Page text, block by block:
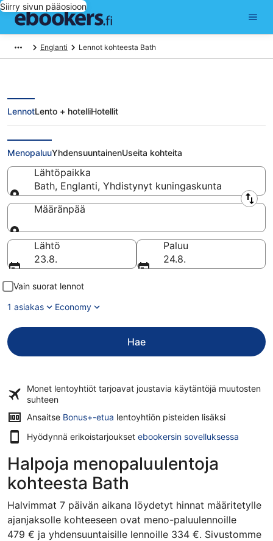
Siirry sivun pääosioon
Englanti Lennot kohteesta Bath
Lennot kohteesta Bath
LennotLento + hotelliHotellit
MenopaluuYhdensuuntainenUseita kohteita
Lähtöpaikka
Bath, Englanti, Yhdistynyt kuningaskunta
Lähtöpaikka
Määränpää
Määränpää
Lähtö
23.8.
Paluu
24.8.
Vain suorat lennot
1 asiakas
Economy
Hae
Monet lentoyhtiöt tarjoavat joustavia käytäntöjä muutosten
suhteen
Ansaitse Bonus+-etua lentoyhtiön pisteiden lisäksi
Hyödynnä erikoistarjoukset ebookersin sovelluksessa
Halpoja menopaluulentoja
kohteesta Bath
Halvimmat 7 päivän aikana löydetyt hinnat määritetylle
ajanjaksolle kohteeseen ovat meno-paluulennoille
479 € ja yhdensuuntaisille lennoille 334 €. Sivustomme